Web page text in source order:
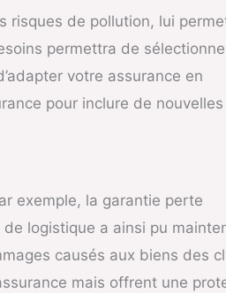
risques de pollution, lui
permettra de
votre assurance en
pour inclure de
exemple, la garantie perte
logistique a ainsi pu
causés aux biens des
mais offrent une